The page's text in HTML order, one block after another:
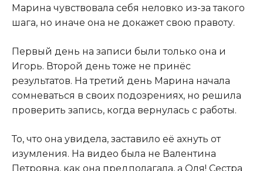
Марина чувствовала себя неловко из-за такого
шага, но иначе она не докажет свою правоту.
Первый день на записи были только она и
Игорь. Второй день тоже не принёс
результатов. На третий день Марина начала
сомневаться в своих подозрениях, но решила
проверить запись, когда вернулась с работы.
То, что она увидела, заставило её ахнуть от
изумления. На видео была не Валентина
Петровна, как она предполагала, а Оля! Сестра